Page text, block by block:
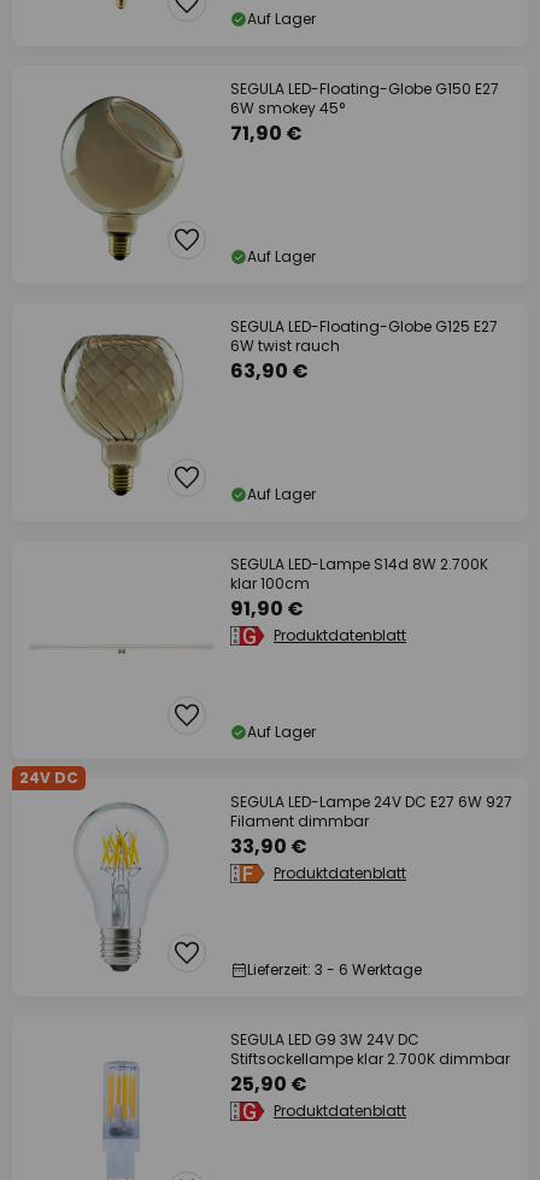
Auf Lager
SEGULA LED-Floating-Globe G150 E27
6W smokey 45°
71,90 €
Auf Lager
SEGULA LED-Floating-Globe G125 E27
6W twist rauch
63,90 €
Auf Lager
SEGULA LED-Lampe S14d 8W 2.700K
klar 100cm
91,90 €
Produktdatenblatt
Auf Lager
24V DC
SEGULA LED-Lampe 24V DC E27 6W 927
Filament dimmbar
33,90 €
Produktdatenblatt
Lieferzeit: 3 - 6 Werktage
SEGULA LED G9 3W 24V DC
Stiftsockellampe klar 2.700K dimmbar
25,90 €
Produktdatenblatt